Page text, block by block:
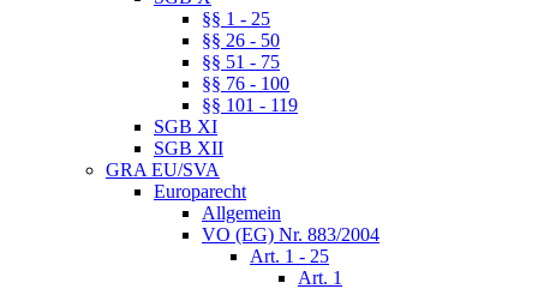
§§ 1 - 25
§§ 26 - 50
§§ 51 - 75
§§ 76 - 100
§§ 101 - 119
SGB XI
SGB XII
GRA EU/SVA
Europarecht
Allgemein
VO (EG) Nr. 883/2004
Art. 1 - 25
Art. 1